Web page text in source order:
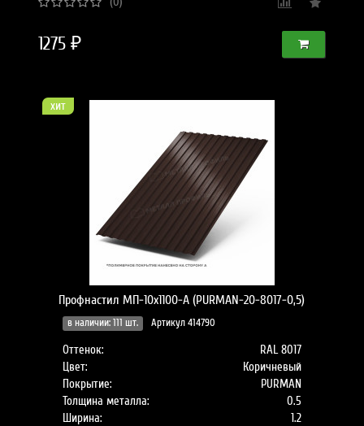
1275 ₽
хит
Профнастил МП-10x1100-A (PURMAN-20-8017-0,5)
в наличии: 111 шт. Артикул 414790
Оттенок:
RAL 8017
Цвет:
Коричневый
Покрытие:
PURMAN
Толщина металла:
0.5
Ширина:
1.2